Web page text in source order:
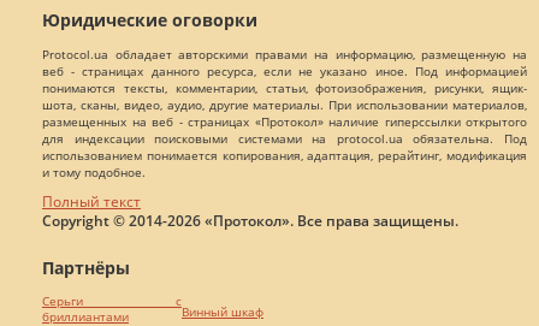
Юридические оговорки
Protocol.ua обладает авторскими правами на информацию, размещенную на
веб - страницах данного ресурса, если не указано иное. Под информацией
понимаются тексты, комментарии, статьи, фотоизображения, рисунки, ящик-
шота, сканы, видео, аудио, другие материалы. При использовании материалов,
размещенных на веб - страницах «Протокол» наличие гиперссылки открытого
для индексации поисковыми системами на protocol.ua обязательна. Под
использованием понимается копирования, адаптация, рерайтинг, модификация
и тому подобное.
Полный текст
Copyright © 2014-2026 «Протокол». Все права защищены.
Партнёры
Серьги с
бриллиантами
Винный шкаф